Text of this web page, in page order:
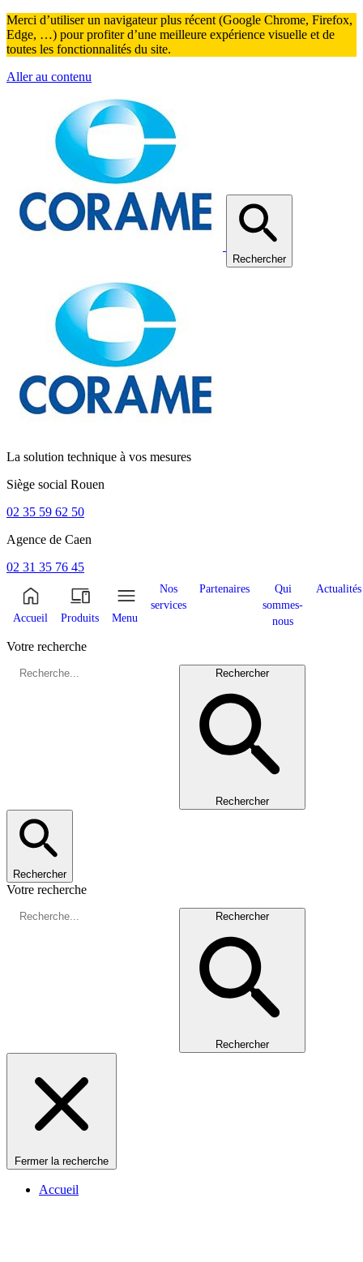
Merci d’utiliser un navigateur plus récent (Google Chrome, Firefox,
Edge, …) pour profiter d’une meilleure expérience visuelle et de
toutes les fonctionnalités du site.
Aller au contenu
Rechercher
La solution technique à vos mesures
Siège social Rouen
02 35 59 62 50
Agence de Caen
02 31 35 76 45
Accueil Produits Menu
Nos
services
Partenaires
Qui
sommes-
nous
Actualités
Votre recherche
Rechercher
Rechercher
Rechercher
Votre recherche
Rechercher
Rechercher
Fermer la recherche
Accueil